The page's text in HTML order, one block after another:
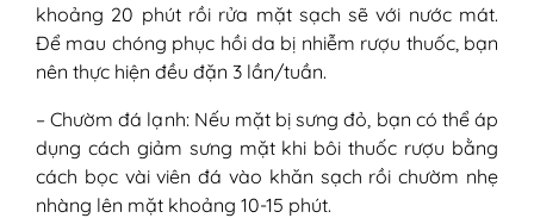
khoảng 20 phút rồi rửa mặt sạch sẽ với nước mát.
Để mau chóng phục hồi da bị nhiễm rượu thuốc, bạn
nên thực hiện đều đặn 3 lần/tuần.
– Chườm đá lạnh: Nếu mặt bị sưng đỏ, bạn có thể áp
dụng cách giảm sưng mặt khi bôi thuốc rượu bằng
cách bọc vài viên đá vào khăn sạch rồi chườm nhẹ
nhàng lên mặt khoảng 10-15 phút.